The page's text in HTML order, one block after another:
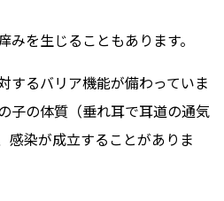
を生じることもあります。
するバリア機能が備わっていま
子の体質（垂れ耳で耳道の通気
感染が成立することがありま